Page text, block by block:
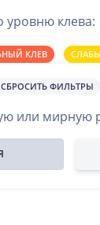
уровню клева:
КЛЕВ
СБРОСИТЬ ФИЛЬТРЫ
или мирную